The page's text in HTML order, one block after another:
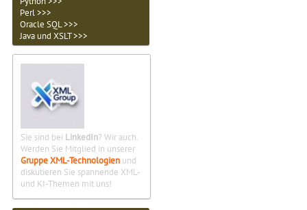
Perl >>>
Oracle SQL >>>
Java und XSLT >>>
Sie sind bei LinkedIn? Wir auch.
Werden Sie Mitglied in unserer
Gruppe XML-Technologien und
diskutieren Sie spannende XML-
und KI-Themen mit uns!